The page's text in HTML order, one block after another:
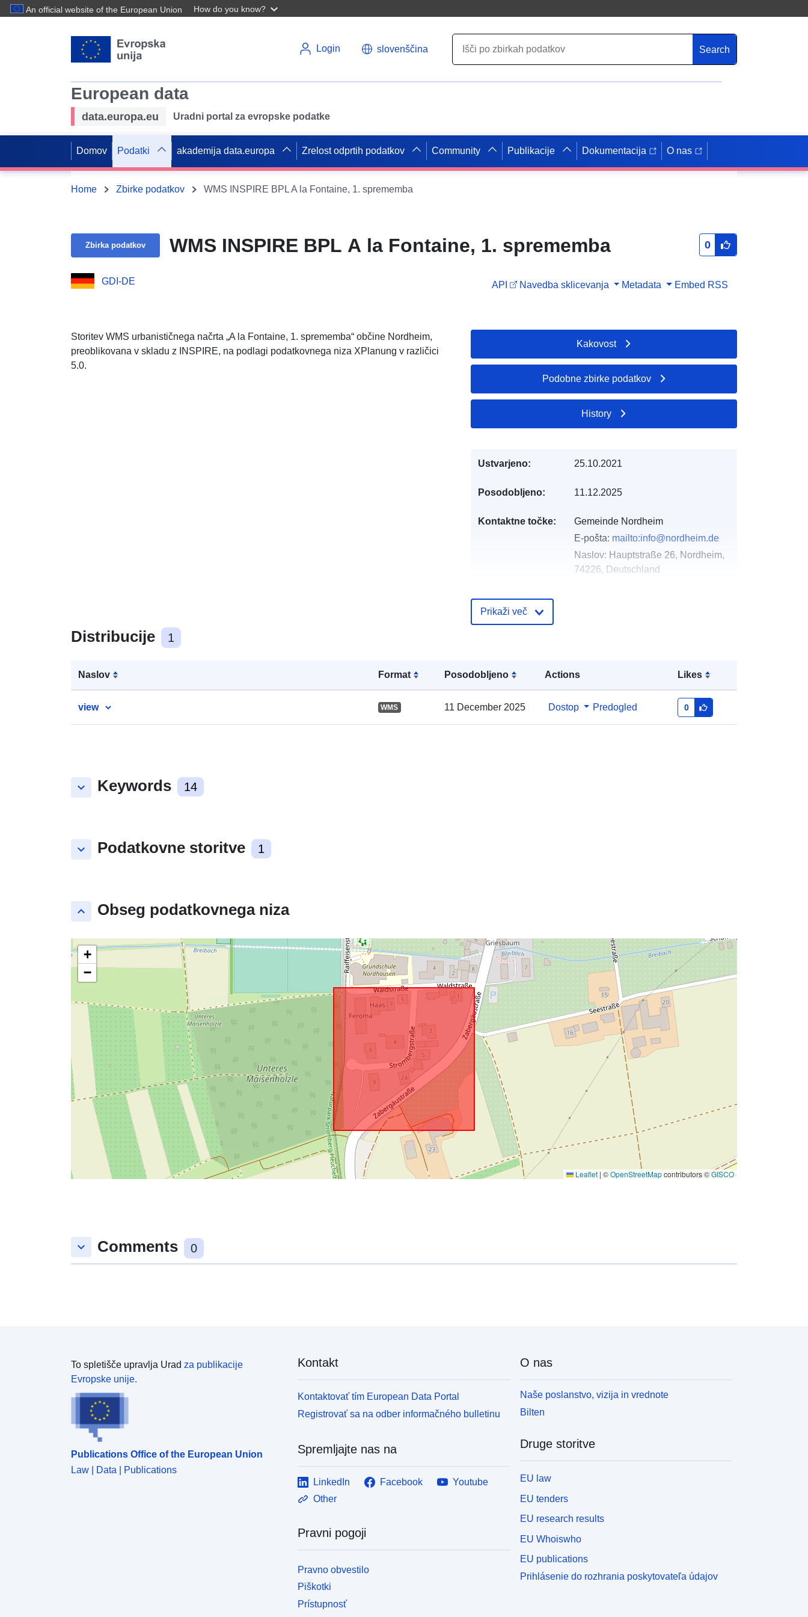
An official website of the European Union How do you know?
Login slovenščina Search
European data
data.europa.eu Uradni portal za evropske podatke
Domov Podatki akademija data.europa Zrelost odprtih podatkov Community Publikacije Dokumentacija O nas
Home Zbirke podatkov WMS INSPIRE BPL A la Fontaine, 1. sprememba
Zbirka podatkov WMS INSPIRE BPL A la Fontaine, 1. sprememba 0
GDI-DE API Navedba sklicevanja Metadata Embed RSS
Storitev WMS urbanističnega načrta „A la Fontaine, 1. sprememba“ občine Nordheim,
preoblikovana v skladu z INSPIRE, na podlagi podatkovnega niza XPlanung v različici
5.0.
Distribucije 1
Naslov Format Posodobljeno Actions Likes
view WMS 11 December 2025 Dostop Predogled 0
keyboard_arrow_down Keywords 14
keyboard_arrow_down Podatkovne storitve 1
keyboard_arrow_up Obseg podatkovnega niza
+
−
Leaflet | ©OpenStreetMapcontributors ©GISCO
Kakovost
Podobne zbirke podatkov
History
Ustvarjeno: 25.10.2021
Posodobljeno: 11.12.2025
Kontaktne točke:
Gemeinde Nordheim
E-pošta: mailto:info@nordheim.de
Naslov: Hauptstraße 26, Nordheim,
74226, Deutschland
Katalogski zapis:
[ 9.1042353, 49.1009444 ], [
9.1042353, 49.0992837 ], [ 9.10172,
Prikaži več
keyboard_arrow_down Comments 0
To spletišče upravlja Urad za publikacije
Evropske unije.
Publications Office of the European Union
Law | Data | Publications
Kontakt
Kontaktovať tím European Data Portal
Registrovať sa na odber informačného bulletinu
Spremljajte nas na
LinkedIn Facebook
Youtube
Other
Pravni pogoji
Pravno obvestilo
Piškotki
Prístupnosť
O nas
Naše poslanstvo, vizija in vrednote
Bilten
Druge storitve
EU law
EU tenders
EU research results
EU Whoiswho
EU publications
Prihlásenie do rozhrania poskytovateľa údajov